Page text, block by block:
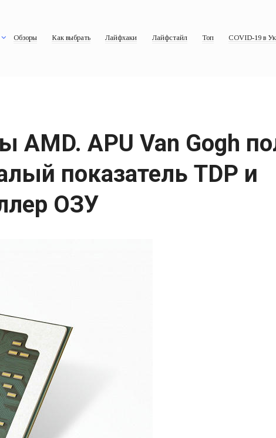
Обзоры Как выбрать Лайфхаки Лайфстайл Топ COVID-19 в
AMD. APU Van Gogh
показатель TDP и
ОЗУ